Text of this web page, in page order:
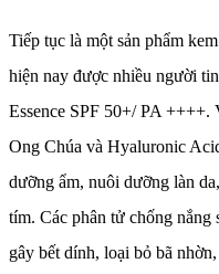
Tiếp tục là một sản phẩm
hiện nay được nhiều người
Essence SPF 50+/ PA ++++.
Ong Chúa và Hyaluronic
dưỡng ẩm, nuôi dưỡng làn
tím. Các phân tử chống nắng
gây bết dính, loại bỏ bã